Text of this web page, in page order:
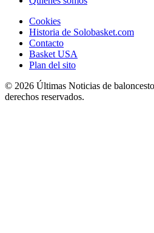
Cookies
Historia de Solobasket.com
Contacto
Basket USA
Plan del sito
© 2026 Últimas Noticias de
derechos reservados.